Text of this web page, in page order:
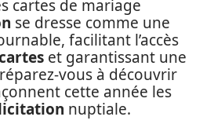
cartes de mariage
se dresse comme une
facilitant l’accès
et garantissant une
vous à découvrir
cette année les
nuptiale.